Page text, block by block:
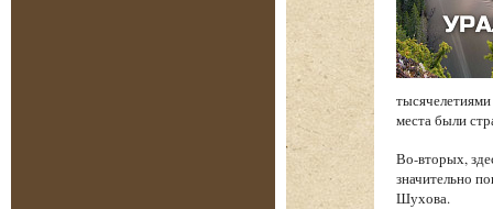
места были
Во-вторых,
значительно
Шухова.